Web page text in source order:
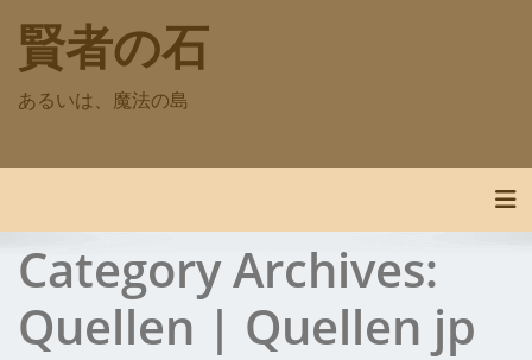
content
賢者の石
あるいは、魔法の島
Category Archives:
Quellen | Quellen jp